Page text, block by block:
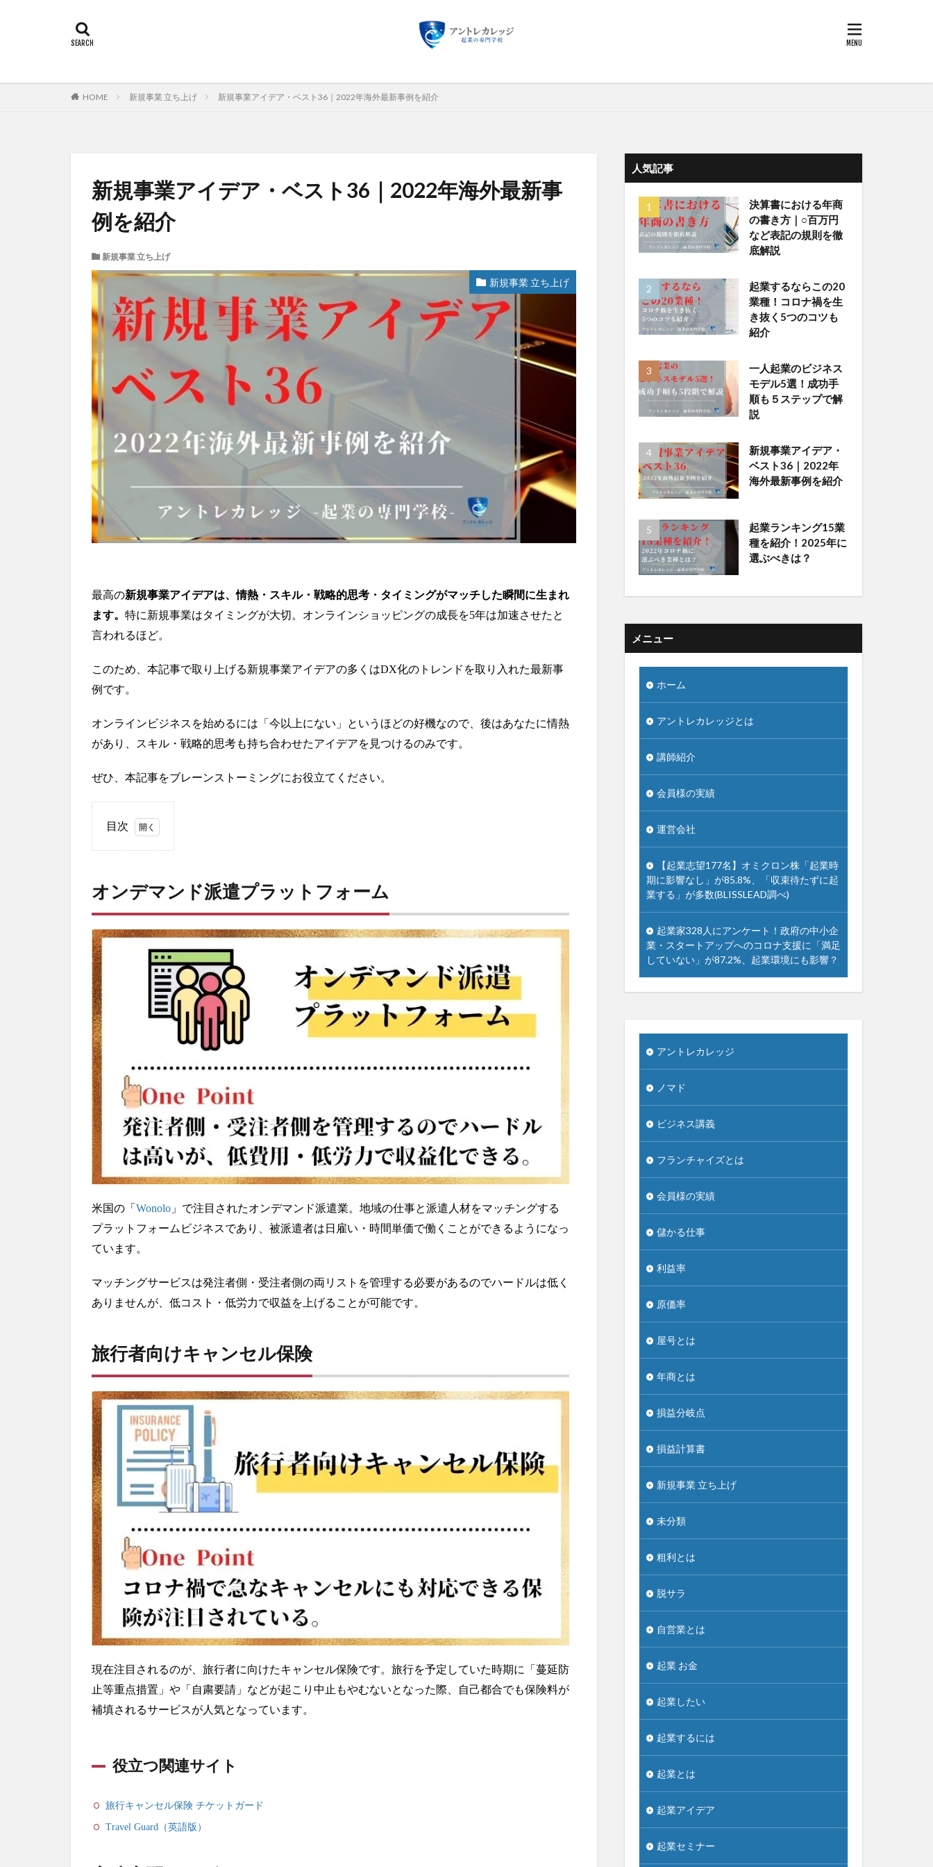
HOME 新規事業 立ち上げ 新規事業アイデア・ベスト36｜2022年海外最新事例を紹介
新規事業アイデア・ベスト36｜2022年海外最新事
例を紹介
新規事業 立ち上げ
新規事業 立ち上げ
最高の新規事業アイデアは、情熱・スキル・戦略的思考・タイミングがマッチした瞬間に生まれ
ます。 特に新規事業はタイミングが大切。オンラインショッピングの成長を5年は加速させたと
言われるほど。
このため、本記事で取り上げる新規事業アイデアの多くはDX化のトレンドを取り入れた最新事
例です。
オンラインビジネスを始めるには「今以上にない」というほどの好機なので、後はあなたに情熱
があり、スキル・戦略的思考も持ち合わせたアイデアを見つけるのみです。
ぜひ、本記事をブレーンストーミングにお役立てください。
目次
デ
ド
け
ャ
ン
ル
険
2.1
連サ
イト
3
3.1
役立
つ関
イト
ェ
ダ
ー
レ
レ
ラ
ン
オンデマンド派遣プラットフォーム
米国の「 Wonolo 」で注目されたオンデマンド派遣業。地域の仕事と派遣人材をマッチングする
プラットフォームビジネスであり、被派遣者は日雇い・時間単価で働くことができるようになっ
ています。
マッチングサービスは発注者側・受注者側の両リストを管理する必要があるのでハードルは低く
ありませんが、低コスト・低労力で収益を上げることが可能です。
旅行者向けキャンセル保険
現在注目されるのが、旅行者に向けたキャンセル保険です。旅行を予定していた時期に「蔓延防
止等重点措置」や「自粛要請」などが起こり中止もやむないとなった際、自己都合でも保険料が
補填されるサービスが人気となっています。
役立つ関連サイト
旅行キャンセル保険 チケットガード
Travel Guard（英語版）
人気記事
決算書における年商
の書き方｜○百万円
など表記の規則を徹
底解説
起業するならこの20
業種！コロナ禍を生
き抜く5つのコツも
紹介
一人起業のビジネス
モデル5選！成功手
順も５ステップで解
説
新規事業アイデア・
ベスト36｜2022年
海外最新事例を紹介
起業ランキング15業
種を紹介！2025年に
選ぶべきは？
メニュー
ホーム
アントレカレッジとは
講師紹介
会員様の実績
運営会社
【起業志望177名】オミクロン株「起業時
期に影響なし」が85.8%、「収束待たずに起
業する」が多数(BLISSLEAD調べ)
起業家328人にアンケート！政府の中小企
業・スタートアップへのコロナ支援に「満足
していない」が87.2%、起業環境にも影響？
アントレカレッジ
ノマド
ビジネス講義
フランチャイズとは
会員様の実績
儲かる仕事
利益率
原価率
屋号とは
年商とは
損益分岐点
損益計算書
新規事業 立ち上げ
未分類
粗利とは
脱サラ
自営業とは
起業 お金
起業したい
起業するには
起業とは
起業アイデア
起業セミナー
検索